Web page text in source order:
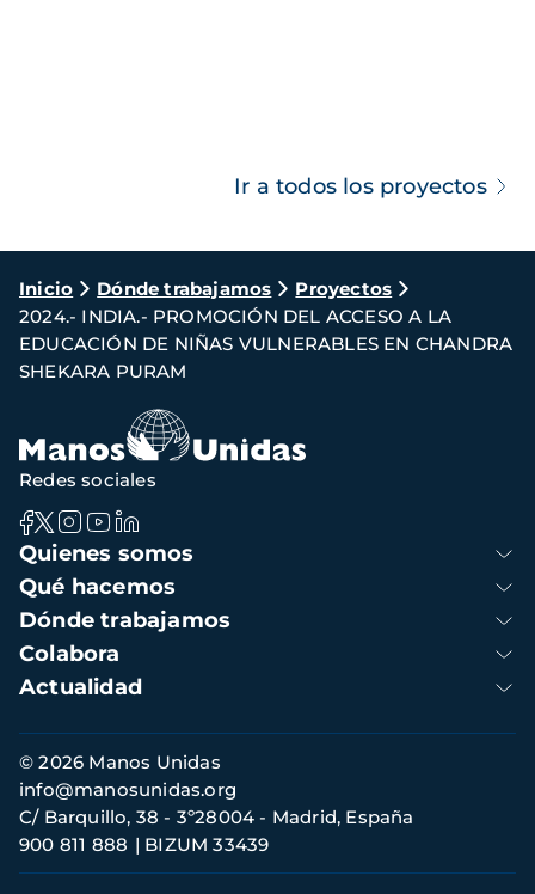
Ir a todos los proyectos
Ruta
de
navegación
Inicio Dónde trabajamos
Proyectos
2024.- INDIA.- PROMOCIÓN DEL ACCESO A LA
EDUCACIÓN DE NIÑAS VULNERABLES EN CHANDRA
SHEKARA PURAM
Navegación
principal
Quienes somos
Qué hacemos
Dónde trabajamos
Colabora
Actualidad
Redes sociales
Información
de
contacto
© 2026 Manos Unidas
C/ Barquillo, 38 - 3º28004 - Madrid, España
900 811 888
BIZUM 33439
info@manosunidas.org